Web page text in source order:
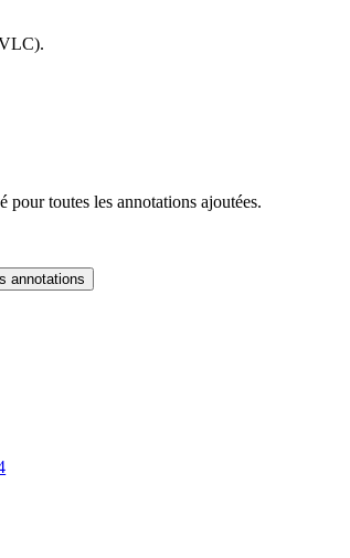
toutes les annotations ajoutées.
annotations